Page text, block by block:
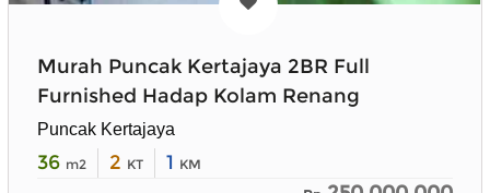
Murah Puncak Kertajaya 2BR Full
Furnished Hadap Kolam Renang
Puncak Kertajaya
36 m2 2 KT 1 KM